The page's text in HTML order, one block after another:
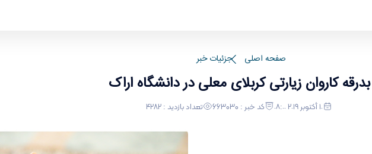
صفحه اصلی جزئیات خبر
بدرقه کاروان زیارتی کربلای معلی در دانشگاه اراک
١٠ أكتوبر ٢٠١٩ ٠٨:٠٠ کد خبر : 663030 تعداد بازدید : 4282